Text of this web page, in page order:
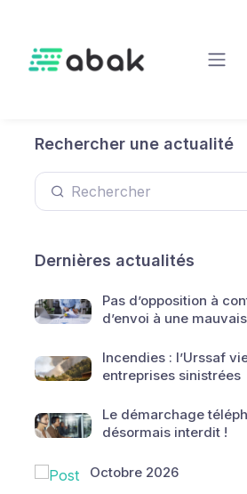
Rechercher une actualité
Dernières actualités
Pas d’opposition à
d’envoi à une
Incendies : l’Urssaf
entreprises sinistrées
Le démarchage
désormais interdit !
Octobre 2026